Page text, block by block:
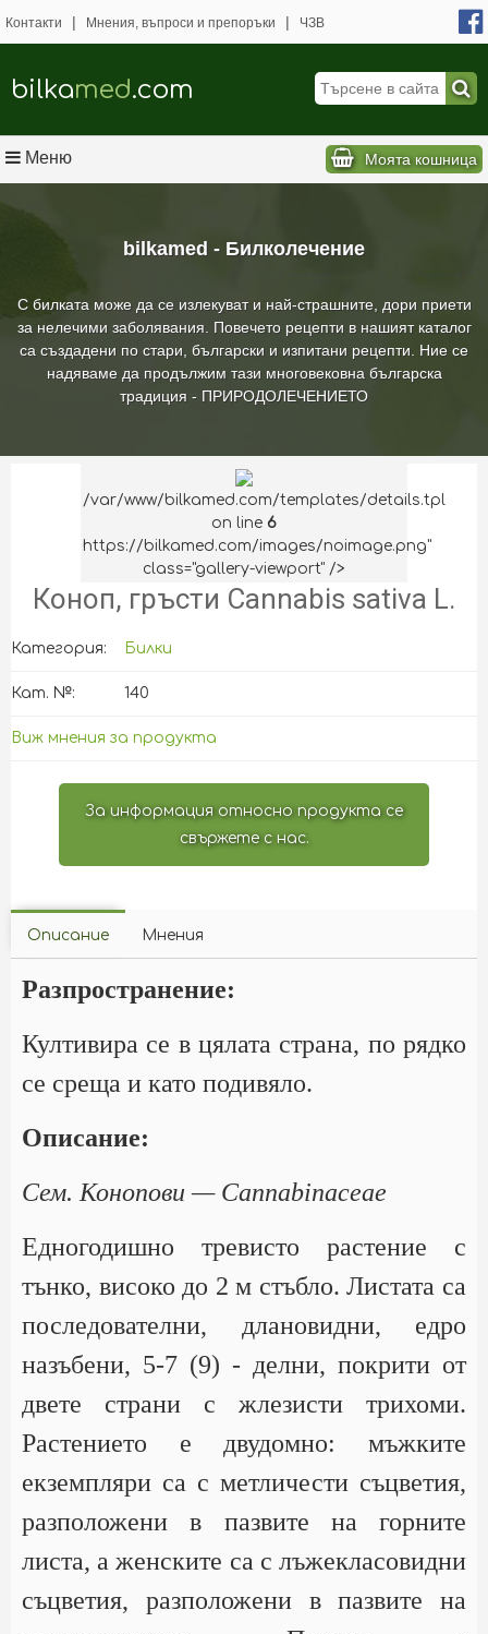
bilkamed - Билколечение
С билката може да се излекуват и най-страшните, дори приети
за нелечими заболявания. Повечето рецепти в нашият каталог
са създадени по стари, български и изпитани рецепти. Ние се
надяваме да продължим тази многовековна българска
традиция - ПРИРОДОЛЕЧЕНИЕТО
Контакти | Мнения, въпроси и препоръки | ЧЗВ
bilkamed.com
Меню Моята кошница
/var/www/bilkamed.com/templates/details.tpl
on line 6
https://bilkamed.com/images/noimage.png"
class="gallery-viewport" />
Коноп, гръсти Cannabis sativa L.
Категория: Билки
Кат. №: 140
Виж мнения за продукта
За информация относно продукта се
свържете с нас.
Описание Мнения
Разпространение:
Култивира се в цялата страна, по рядко
се среща и като подивяло.
Описание:
Сем. Конопови — Cannabinaceae
Едногодишно тревисто растение с
тънко, високо до 2 м стъбло. Листата са
последователни, длановидни, едро
назъбени, 5-7 (9) - делни, покрити от
двете страни с жлезисти трихоми.
Растението е двудомно: мъжките
екземпляри са с метличести съцветия,
разположени в пазвите на горните
листа, а женските са с лъжекласовидни
съцветия, разположени в пазвите на